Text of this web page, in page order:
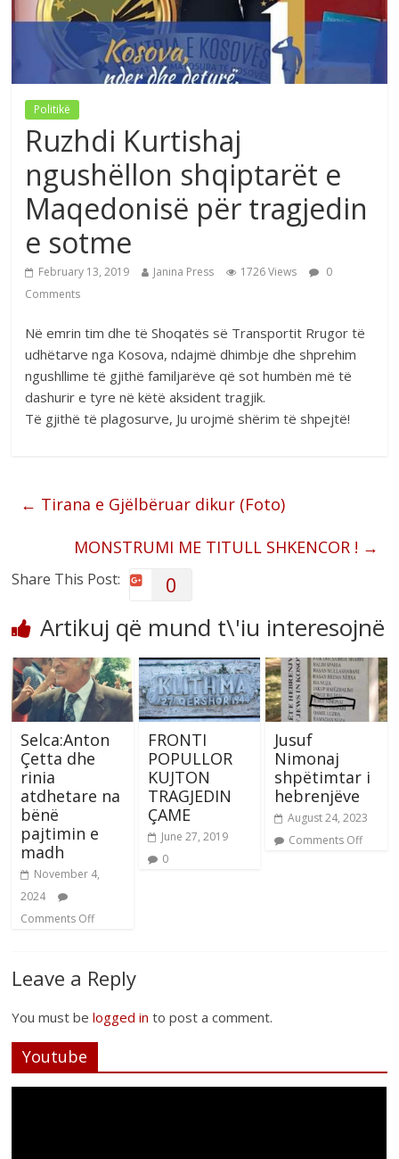
Politikë
Ruzhdi Kurtishaj
ngushëllon shqiptarët e
Maqedonisë për tragjedin
e sotme
February 13, 2019 Janina Press 1726 Views
0
Comments
Në emrin tim dhe të Shoqatës së Transportit Rrugor të
udhëtarve nga Kosova, ndajmë dhimbje dhe shprehim
ngushllime të gjithë familjarëve që sot humbën më të
dashurir e tyre në këtë aksident tragjik.
Të gjithë të plagosurve, Ju urojmë shërim të shpejtë!
← Tirana e Gjëlbëruar dikur (Foto)
MONSTRUMI ME TITULL SHKENCOR ! →
Share This Post: 0
Artikuj që mund t\'iu interesojnë
Selca:Anton
Çetta dhe
rinia
atdhetare na
bënë
pajtimin e
madh
November 4,
2024
Comments Off
FRONTI
POPULLOR
KUJTON
TRAGJEDIN
ÇAME
June 27, 2019
0
Jusuf
Nimonaj
shpëtimtar i
hebrenjëve
August 24, 2023
Comments Off
Leave a Reply
You must belogged in to post a comment.
Youtube